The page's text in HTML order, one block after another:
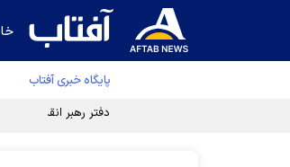
پایگاه خبری آفتاب
دفتر رهبر انقلاب